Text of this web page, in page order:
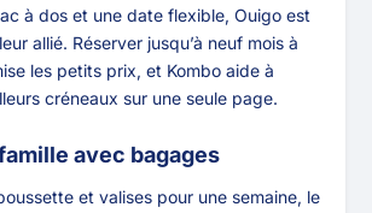
à dos et une date flexible, Ouigo est
allié. Réserver jusqu’à neuf mois à
les petits prix, et Kombo aide à
créneaux sur une seule page.
avec bagages
et valises pour une semaine, le